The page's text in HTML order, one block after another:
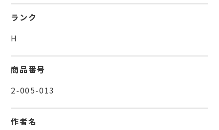
ランク
H
商品番号
2-005-013
作者名